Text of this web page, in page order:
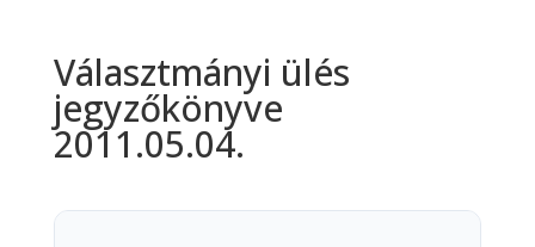
Választmányi ülés
jegyzőkönyve
2011.05.04.